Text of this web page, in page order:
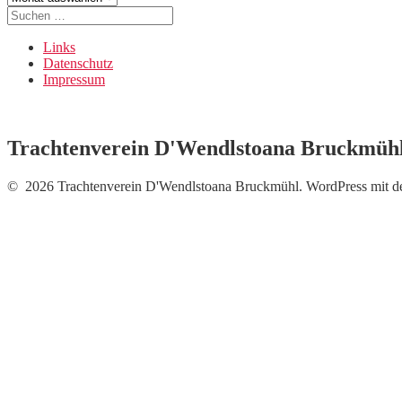
Suche
nach:
Links
Datenschutz
Impressum
Trachtenverein D'Wendlstoana
© 2026 Trachtenverein D'Wendlstoana Bruckmühl. WordPress mit